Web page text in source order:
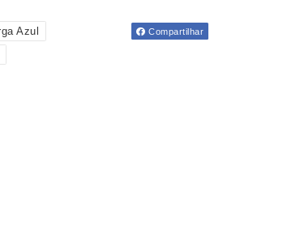
Azul
Compartilhar